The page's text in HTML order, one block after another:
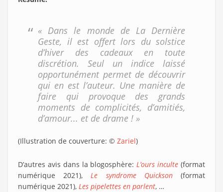
« Dans le monde de La Dernière
Geste, il est offert lors du solstice
d’hiver des cadeaux en toute
discrétion. Seul un indice laissé
opportunément permet de découvrir
qui en est l’auteur. Une manière de
faire qui provoque des grands
moments de complicités, d’amitiés,
d’amour... et de drame ! »
(Illustration de couverture: © Zariel)
D’autres avis dans la blogosphère:L’ours inculte (format
numérique 2021),Le syndrome Quickson(format
numérique 2021), Les pipelettes en parlent, …